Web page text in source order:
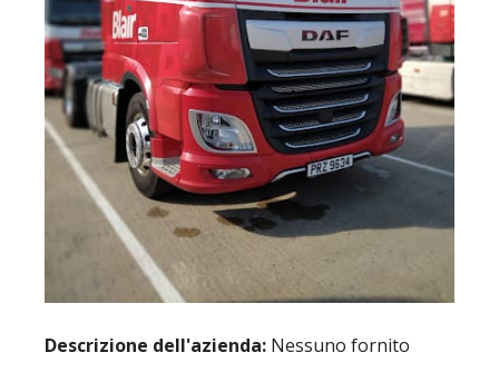
Descrizione dell'azienda: Nessuno fornito